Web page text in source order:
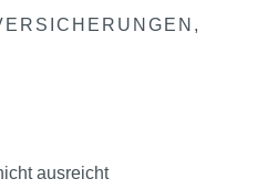
ausreicht